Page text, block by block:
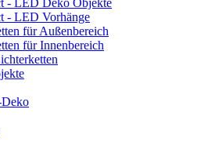
- LED Vorhänge
für Außenbereich
für Innenbereich